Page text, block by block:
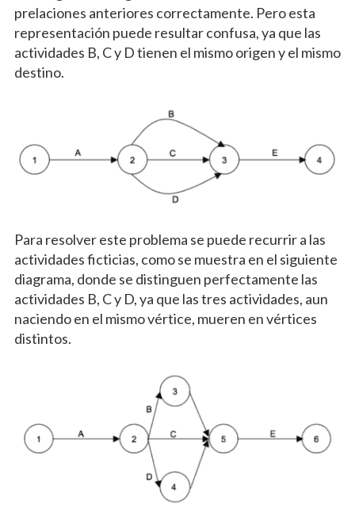
prelaciones anteriores correctamente. Pero esta
representación puede resultar confusa, ya que las
actividades B, C y D tienen el mismo origen y el mismo
destino.
Para resolver este problema se puede recurrir a las
actividades ficticias, como se muestra en el siguiente
diagrama, donde se distinguen perfectamente las
actividades B, C y D, ya que las tres actividades, aun
naciendo en el mismo vértice, mueren en vértices
distintos.